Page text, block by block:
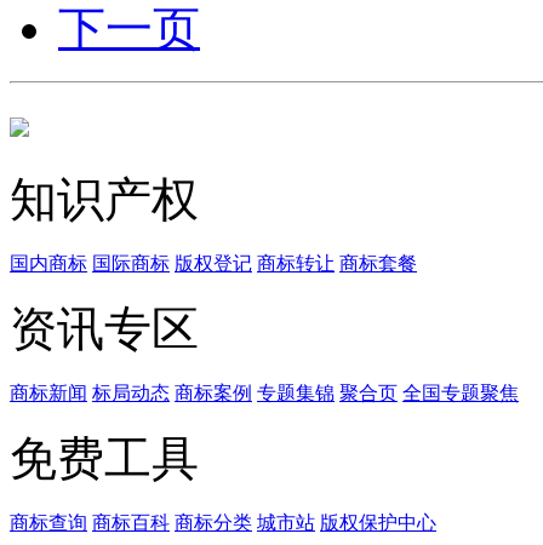
下一页
知识产权
国内商标 国际商标 版权登记 商标转让 商标套餐
资讯专区
商标新闻 标局动态 商标案例 专题集锦 聚合页 全国专题聚焦
免费工具
商标查询 商标百科 商标分类 城市站 版权保护中心